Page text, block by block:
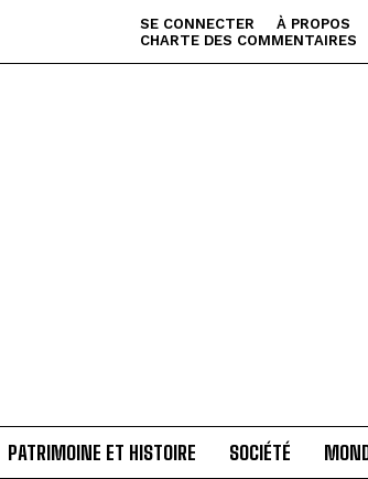
SE CONNECTER À PROPOS
CHARTE DES COMMENTAIRES
PATRIMOINE ET HISTOIRE SOCIÉTÉ